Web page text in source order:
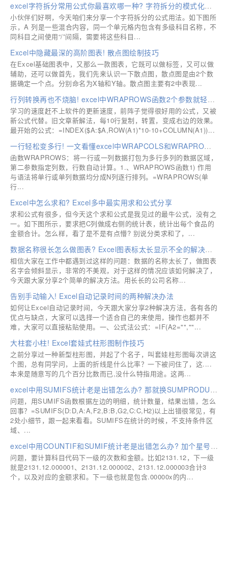
excel字符拆分常用公式你最喜欢哪一种? 字符拆分的模式化公式介绍
小伙伴们好啊，今天咱们来分享一个字符拆分的公式用法。如下图所
示，A 列是一些混合内容，同一个单元格内包含有多级科目名称，不
同科目之间使用“/”间隔，需要将这些科目...
Excel中隐藏最深的高阶图表! 散点图绘制技巧
在Excel基础图表中，又那么一款图表，它既可以做标签，又可以做
辅助，还可以做首先，我们先来认识一下散点图，散点图是由2个数
据确定一个点。分别命名为X轴和Y轴。散点图主要有2中表现...
行列转换再也不烧脑! excel中WRAPROWS函数2个参数就轻松解决
学习的速度赶不上软件的更新速度，前阵子觉得很好用的公式，又被
新公式代替。旧文章新解法，每10行复制，转置，变成右边的效果。
最开始的公式：=INDEX($A:$A,ROW(A1)*10-10+COLUMN(A1))...
一行轻松变多行! 一文看懂excel中WRAPCOLS和WRAPROWS函数
函数WRAPROWS：将一行或一列数据打包为多行多列的数据区域，
第二参数指定列数，行数自动计算。1.、WRAPROWS函数1) 作用
与语法将单行或单列数据均分成N列逐行排列。=WRAPROWS(单
行...
Excel中怎么求和? Excel多中最实用求和公式分享
求和公式有很多，但今天这个求和公式是我见过的最牛公式，没有之
一。如下图所示，要求把C列做成右侧的统计表，统计出每个食品的
金额合计。怎么样，看了是不是有点懵? 别说分类求和了，...
数据名称很长怎么做图表? Excel图表标太长显示不全的解决办法
相信大家在工作中都遇到过这样的问题：数据的名称太长了，做图表
名字会倾斜显示，非常的不美观，对于这样的情况应该如何解决了，
今天跟大家分享2个简单的解决方法。用长长的公司名称...
告别手动输入! Excel自动记录时间的两种解决办法
如何让Excel自动记录时间，今天跟大家分享2种解决方法，各有各的
优点与缺点，大家可以选择一个适合自己的来使用，操作也都并不
难，大家可以直接粘贴使用。一、公式法公式：=IF(A2="",""...
大柱套小柱! Excel套娃式柱形图制作技巧
之前分享过一种新型柱形图，并起了个名子，叫套娃柱形图每次讲这
个图，总有同学问，上面的折线是什么比率？一下被问住了，这....
本来是随意写的几个百分比数而已,没什么特指用途。这两...
excel中用SUMIFS统计老是出错怎么办? 那就换SUMPRODUCT试一试
问题，用SUMIFS函数根据左边的明细，统计数量，结果出错，怎么
回事？=SUMIFS(D:D,A:A,F2,B:B,G2,C:C,H2)以上出错很常见，有
2处小细节，跟一起来看看。SUMIFS在统计的时候，不支持条件区
域、...
excel中用COUNTIF和SUMIF统计老是出错怎么办? 加个星号轻松解决
问题，要计算科目代码下一级的次数和金额。比如2131.12，下一级
就是2131.12.000001、2131.12.000002、2131.12.000003合计3
个，以及对应的金额求和。下一级也就是包含.00000x的内...